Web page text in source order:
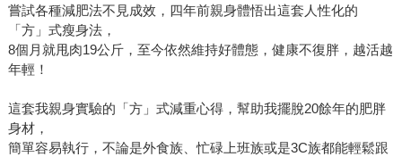
嘗試各種減肥法不見成效，四年前親身體悟出這套人性化的
「方」式瘦身法，
8個月就甩肉19公斤，至今依然維持好體態，健康不復胖，越活越
年輕！
這套我親身實驗的「方」式減重心得，幫助我擺脫20餘年的肥胖
身材，
簡單容易執行，不論是外食族、忙碌上班族或是3C族都能輕鬆跟